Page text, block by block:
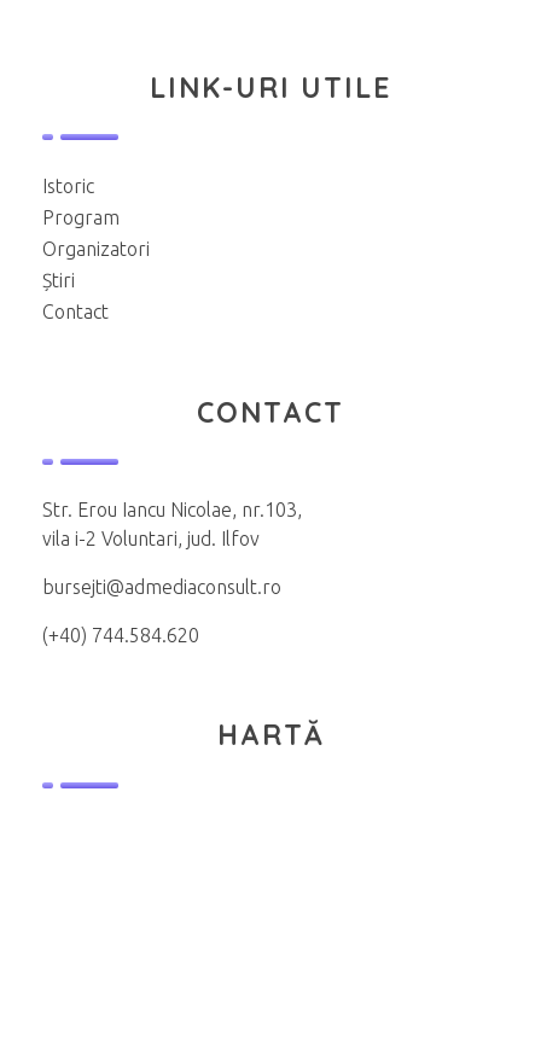
LINK-URI UTILE
Istoric
Program
Organizatori
Știri
Contact
CONTACT
Str. Erou Iancu Nicolae, nr.103,
vila i-2 Voluntari, jud. Ilfov
bursejti@admediaconsult.ro
(+40) 744.584.620
HARTĂ